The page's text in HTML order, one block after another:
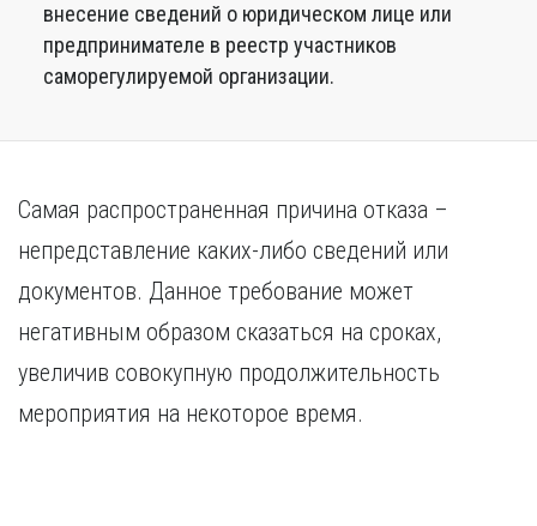
внесение сведений о юридическом лице или
предпринимателе в реестр участников
саморегулируемой организации.
Самая распространенная причина отказа –
непредставление каких-либо сведений или
документов. Данное требование может
негативным образом сказаться на сроках,
увеличив совокупную продолжительность
мероприятия на некоторое время.